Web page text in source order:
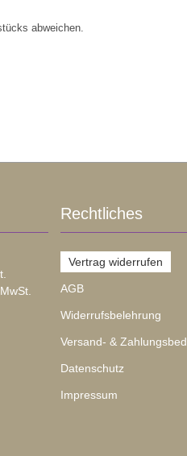
abweichen.
Rechtliches
Vertrag widerrufen
AGB
Widerrufsbelehrung
Versand- &
Datenschutz
Impressum